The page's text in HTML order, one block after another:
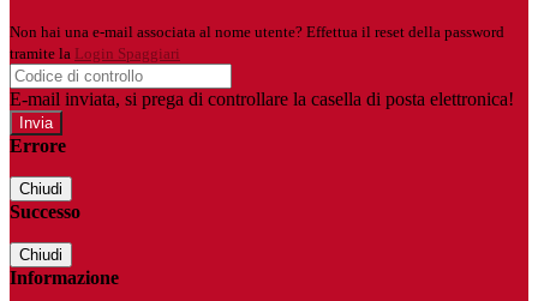
Non hai una e-mail associata al nome utente? Effettua il reset della password
tramite la Login Spaggiari
E-mail inviata, si prega di controllare la casella di posta elettronica!
Errore
Chiudi
Successo
Chiudi
Informazione